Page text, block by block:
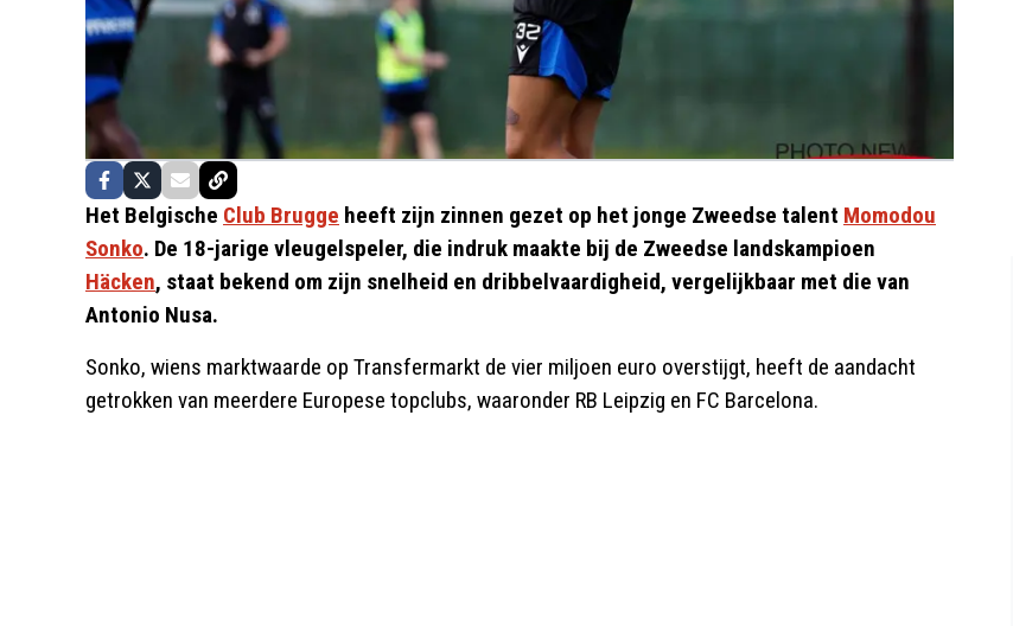
Het Belgische Club Brugge heeft zijn zinnen gezet op het jonge Zweedse talent Momodou
Sonko. De 18-jarige vleugelspeler, die indruk maakte bij de Zweedse landskampioen
Häcken, staat bekend om zijn snelheid en dribbelvaardigheid, vergelijkbaar met die van
Antonio Nusa.
Sonko, wiens marktwaarde op Transfermarkt de vier miljoen euro overstijgt, heeft de aandacht
getrokken van meerdere Europese topclubs, waaronder RB Leipzig en FC Barcelona.